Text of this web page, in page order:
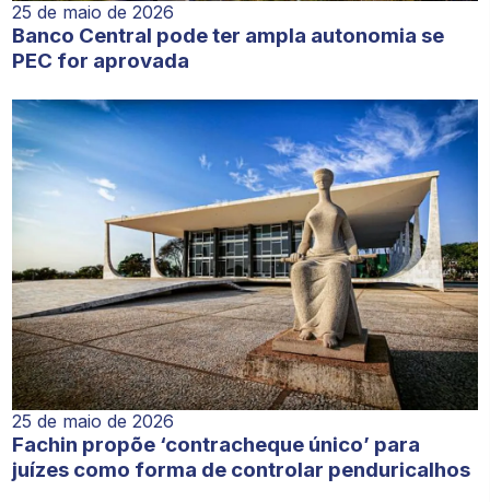
25 de maio de 2026
Banco Central pode ter ampla autonomia se
PEC for aprovada
25 de maio de 2026
Fachin propõe ‘contracheque único’ para
juízes como forma de controlar penduricalhos